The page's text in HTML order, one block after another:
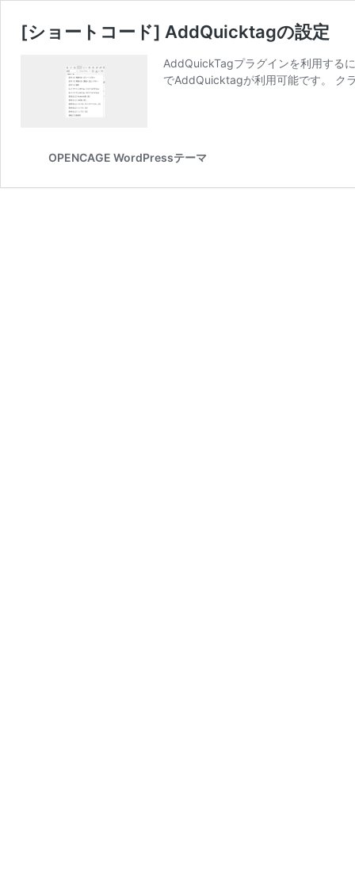
[ショートコード] AddQuicktagの設定
AddQuickTagプラグインを利用する
でAddQuicktagが利用可能です。 ク
OPENCAGE WordPressテーマ